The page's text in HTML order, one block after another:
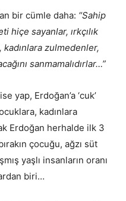
bir cümle daha: “Sahip
hiçe sayanlar, ırkçılık
zulmedenler,
sanmamalıdırlar…”
yap, Erdoğan’a ‘cuk’
kadınlara
Erdoğan herhalde ilk 3
çocuğu, ağzı süt
yaşlı insanların oranı
biri…